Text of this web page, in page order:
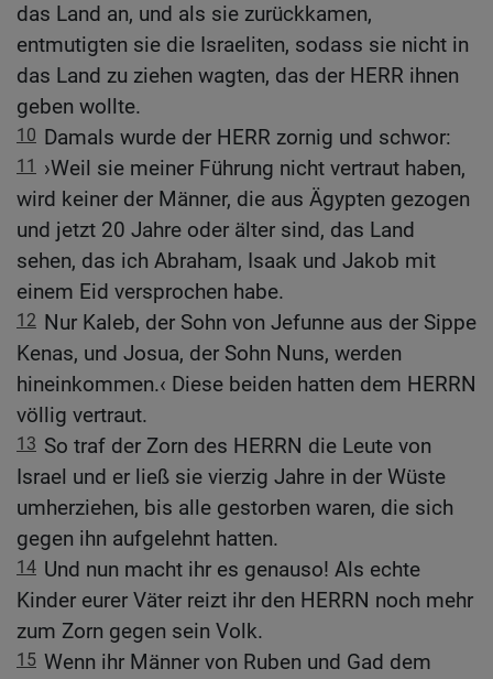
das Land an, und als sie zurückkamen,
entmutigten sie die Israeliten, sodass sie nicht in
das Land zu ziehen wagten, das der HERR ihnen
geben wollte.
10 Damals wurde der HERR zornig und schwor:
11
›Weil sie meiner Führung nicht vertraut haben,
wird keiner der Männer, die aus Ägypten gezogen
und jetzt 20 Jahre oder älter sind, das Land
sehen, das ich Abraham, Isaak und Jakob mit
einem Eid versprochen habe.
12 Nur Kaleb, der Sohn von Jefunne aus der Sippe
Kenas, und Josua, der Sohn Nuns, werden
hineinkommen.‹ Diese beiden hatten dem HERRN
völlig vertraut.
13 So traf der Zorn des HERRN die Leute von
Israel und er ließ sie vierzig Jahre in der Wüste
umherziehen, bis alle gestorben waren, die sich
gegen ihn aufgelehnt hatten.
14 Und nun macht ihr es genauso! Als echte
Kinder eurer Väter reizt ihr den HERRN noch mehr
zum Zorn gegen sein Volk.
15 Wenn ihr Männer von Ruben und Gad dem